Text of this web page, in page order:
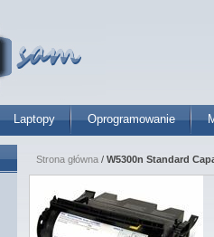
Laptopy Oprogramowanie
Strona główna / W5300n Standard